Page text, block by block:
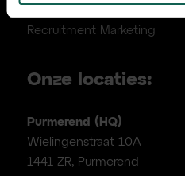
Business Marketing
Recruitment Marketing
Onze locaties:
Purmerend (HQ)
Wielingenstraat 10A
1441 ZR, Purmerend